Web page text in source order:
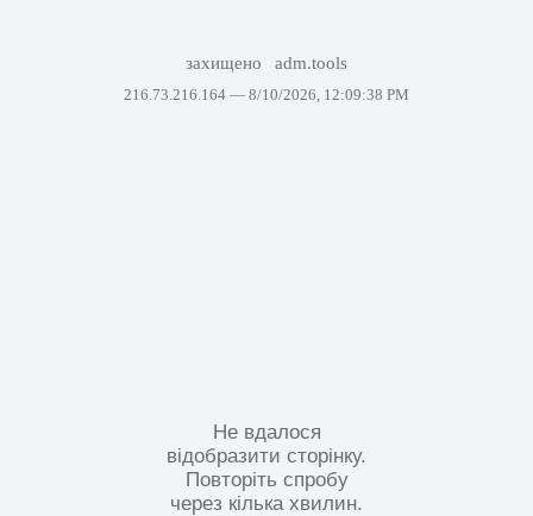
захищено adm.tools
216.73.216.164 — 8/10/2026, 12:09:38 PM
Не вдалося
відобразити сторінку.
Повторіть спробу
через кілька хвилин.